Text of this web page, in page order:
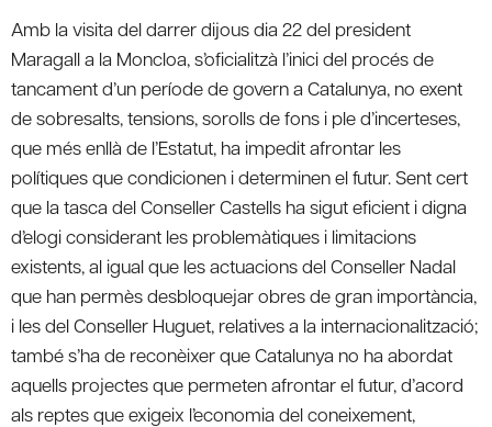
Amb la visita del darrer dijous dia 22 del president
Maragall a la Moncloa, s’oficialitzà l’inici del procés de
tancament d’un període de govern a Catalunya, no exent
de sobresalts, tensions, sorolls de fons i ple d’incerteses,
que més enllà de l’Estatut, ha impedit afrontar les
polítiques que condicionen i determinen el futur. Sent cert
que la tasca del Conseller Castells ha sigut eficient i digna
d’elogi considerant les problemàtiques i limitacions
existents, al igual que les actuacions del Conseller Nadal
que han permès desbloquejar obres de gran importància,
i les del Conseller Huguet, relatives a la internacionalització;
també s’ha de reconèixer que Catalunya no ha abordat
aquells projectes que permeten afrontar el futur, d’acord
als reptes que exigeix l’economia del coneixement,